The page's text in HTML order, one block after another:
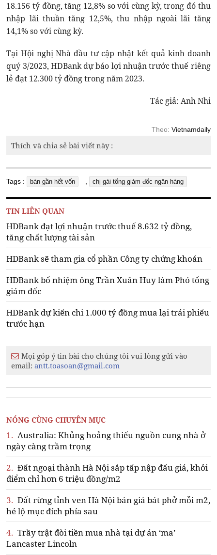
18.156 tỷ đồng, tăng 12,8% so với cùng kỳ, trong đó thu
nhập lãi thuần tăng 12,5%, thu nhập ngoài lãi tăng
14,1% so với cùng kỳ.
Tại Hội nghị Nhà đầu tư cập nhật kết quả kinh doanh
quý 3/2023, HDBank dự báo lợi nhuận trước thuế riêng
lẻ đạt 12.300 tỷ đồng trong năm 2023.
Tác giả: Anh Nhi
Theo: Vietnamdaily
Thích và chia sẻ bài viết này :
Tags : bán gần hết vốn , chị gái tổng giám đốc ngân hàng
TIN LIÊN QUAN
HDBank đạt lợi nhuận trước thuế 8.632 tỷ đồng,
tăng chất lượng tài sản
HDBank sẽ tham gia cổ phần Công ty chứng khoán
HDBank bổ nhiệm ông Trần Xuân Huy làm Phó tổng
giám đốc
HDBank dự kiến chi 1.000 tỷ đồng mua lại trái phiếu
trước hạn
Mọi góp ý tin bài cho chúng tôi vui lòng gửi vào
email:antt.toasoan@gmail.com
NÓNG CÙNG CHUYÊN MỤC
1. Australia: Khủng hoảng thiếu nguồn cung nhà ở
ngày càng trầm trọng
2. Đất ngoại thành Hà Nội sắp tấp nập đấu giá, khởi
điểm chỉ hơn 6 triệu đồng/m2
3. Đất rừng tỉnh ven Hà Nội bán giá bát phở mỗi m2,
hé lộ mục đích phía sau
4. Trầy trật đòi tiền mua nhà tại dự án ‘ma’
Lancaster Lincoln